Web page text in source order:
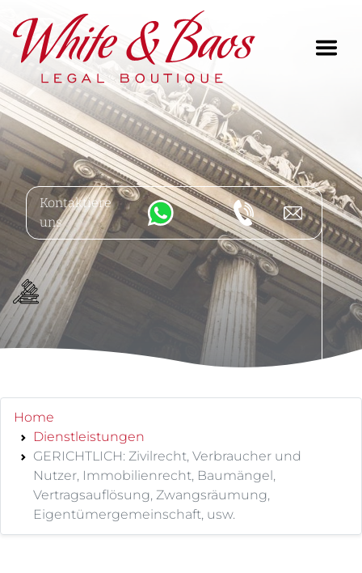
Main Navigation
Kontaktiere
uns
Home
Dienstleistungen
GERICHTLICH: Zivilrecht, Verbraucher und
Nutzer, Immobilienrecht, Baumängel,
Vertragsauflösung, Zwangsräumung,
Eigentümergemeinschaft, usw.